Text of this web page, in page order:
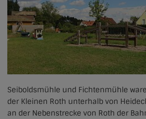
Seiboldsmühle und Fichtenmühle
der Kleinen Roth unterhalb von
an der Nebenstrecke von Roth der